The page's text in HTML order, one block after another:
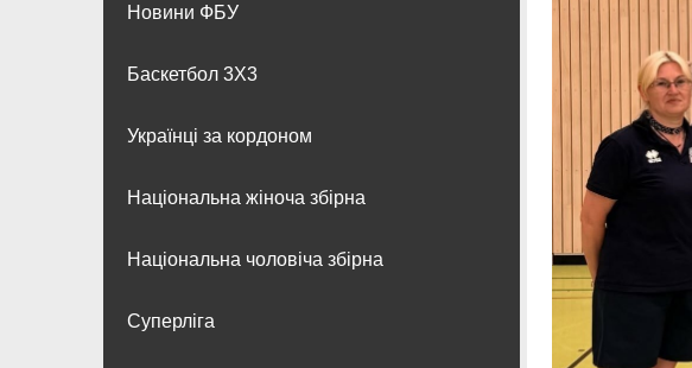
Новини ФБУ
Баскетбол 3Х3
Українці за кордоном
Національна жіноча збірна
Національна чоловіча збірна
Суперліга